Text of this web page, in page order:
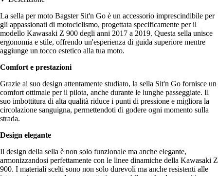
La sella per moto Bagster Sit'n Go è un accessorio imprescindibile per
gli appassionati di motociclismo, progettata specificamente per il
modello Kawasaki Z 900 degli anni 2017 a 2019. Questa sella unisce
ergonomia e stile, offrendo un'esperienza di guida superiore mentre
aggiunge un tocco estetico alla tua moto.
Comfort e prestazioni
Grazie al suo design attentamente studiato, la sella Sit'n Go fornisce un
comfort ottimale per il pilota, anche durante le lunghe passeggiate. Il
suo imbottitura di alta qualità riduce i punti di pressione e migliora la
circolazione sanguigna, permettendoti di godere ogni momento sulla
strada.
Design elegante
Il design della sella è non solo funzionale ma anche elegante,
armonizzandosi perfettamente con le linee dinamiche della Kawasaki Z
900. I materiali scelti sono non solo durevoli ma anche resistenti alle